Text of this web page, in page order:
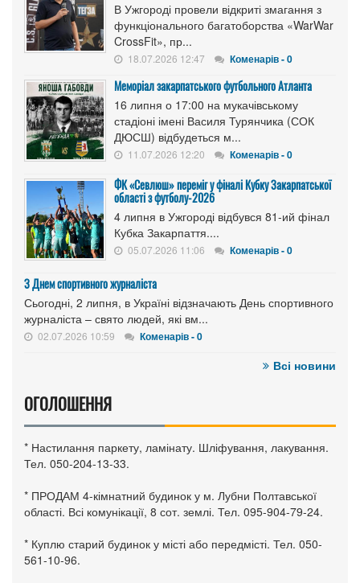
В Ужгороді провели відкриті змагання з
функціонального багатоборства «WarWar
CrossFit», пр...
18.07.2026 12:47 Коменарів - 0
Меморіал закарпатського футбольного Атланта
16 липня о 17:00 на мукачівському
стадіоні імені Василя Турянчика (СОК
ДЮСШ) відбудеться м...
11.07.2026 12:20 Коменарів - 0
ФК «Севлюш» переміг у фіналі Кубку Закарпатської
області з футболу-2026
4 липня в Ужгороді відбувся 81-ий фінал
Кубка Закарпаття....
05.07.2026 11:06 Коменарів - 0
З Днем спортивного журналіста
Сьогодні, 2 липня, в Україні відзначають День спортивного
журналіста – свято людей, які вм...
02.07.2026 10:59 Коменарів - 0
Всі новини
ОГОЛОШЕННЯ
* Настилання паркету, ламінату. Шліфування, лакування.
Тел. 050-204-13-33.
* ПРОДАМ 4-кімнатний будинок у м. Лубни Полтавської
області. Всі комунікації, 8 сот. землі. Тел. 095-904-79-24.
* Куплю старий будинок у місті або передмісті. Тел. 050-
561-10-96.